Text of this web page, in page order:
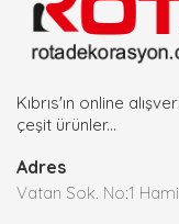
Kıbrıs'ın online
çeşit ürünler...
Adres
Vatan Sok. No:1